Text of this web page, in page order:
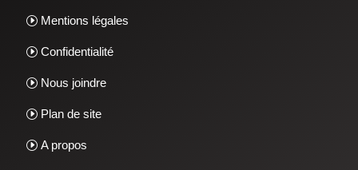
Mentions légales
Confidentialité
Nous joindre
Plan de site
A propos